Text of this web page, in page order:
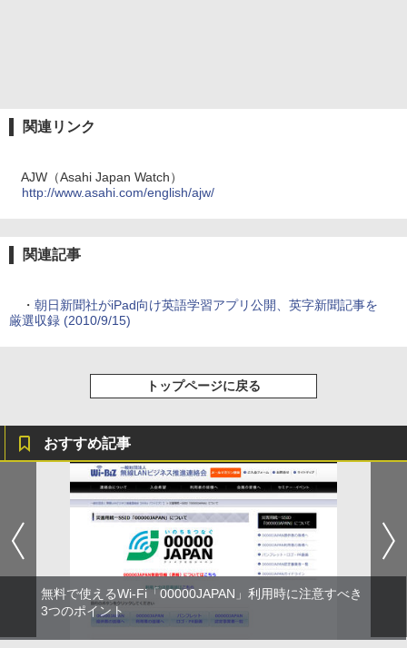
関連リンク
AJW（Asahi Japan Watch）
http://www.asahi.com/english/ajw/
関連記事
・ 朝日新聞社がiPad向け英語学習アプリ公開、英字新聞記事を
厳選収録 (2010/9/15)
トップページに戻る
おすすめ記事
無料で使えるWi-Fi「00000JAPAN」利用時に注意すべき
3つのポイント